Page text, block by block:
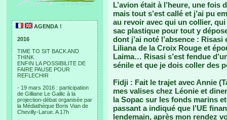
AGENDA !
2016
TIME TO SIT BACK AND
THINK
ENFIN LA POSSIBILITE DE
FAIRE PAUSE POUR
REFLECHIR
- 19 mars 2016 : participation
de Gilliane Le Gallic à la
projection-débat organisée par
la Médiathèque Boris Vian de
Chevilly-Larue. A 17h
L’avion était à l’heure, une
mais tout s’est callé et j’ai pu
au revoir avec qui un collier,
sac plastique pour tout y
dont j’ai noté l’absence :
Liliana de la Croix Rouge et
Laima… Risasi s’est fendue
sénile et que je dois coller des
Fidji : Fait le trajet avec Annie
mes valises chez Léonie et
la Sopac sur les fonds marins
passant a indiqué que l’UE
lendemain, après mon rendez